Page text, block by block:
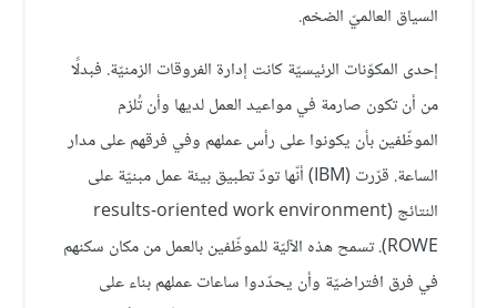
السياق العالميّ الضخم.
إحدى المكوّنات الرئيسيّة كانت إدارة الفروقات الزمنيّة. فبدلًا
من أن تكون صارمة في مواعيد العمل لديها وأن تُلزم
الموظّفين بأن يكونوا على رأس عملهم وفي فرقهم على مدار
الساعة. قرّرت (IBM) أنّها تودّ تطبيق بيئة عمل مبنيّة على
النتائج (results-oriented work environment
ROWE). تسمح هذه الآليّة للموظّفين بالعمل من مكان سكنهم
في فرق افتراضيّة وأن يحدّدوا ساعات عملهم بناء على